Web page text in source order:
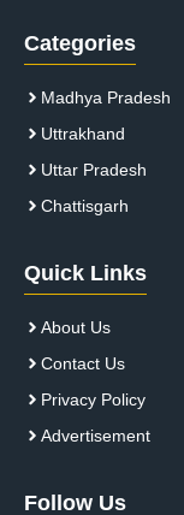
Categories
Madhya Pradesh
Uttrakhand
Uttar Pradesh
Chattisgarh
Quick Links
About Us
Contact Us
Privacy Policy
Advertisement
Follow Us